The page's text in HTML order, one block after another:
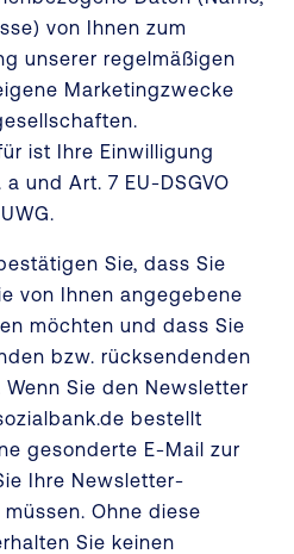
von Ihnen zum
unserer regelmäßigen
Marketingzwecke
ist Ihre Einwilligung
und Art. 7 EU-DSGVO
Sie, dass Sie
von Ihnen angegebene
möchten und dass Sie
bzw. rücksendenden
Sie den Newsletter
bestellt
gesonderte E-Mail zur
Ihre Newsletter-
Ohne diese
Sie keinen